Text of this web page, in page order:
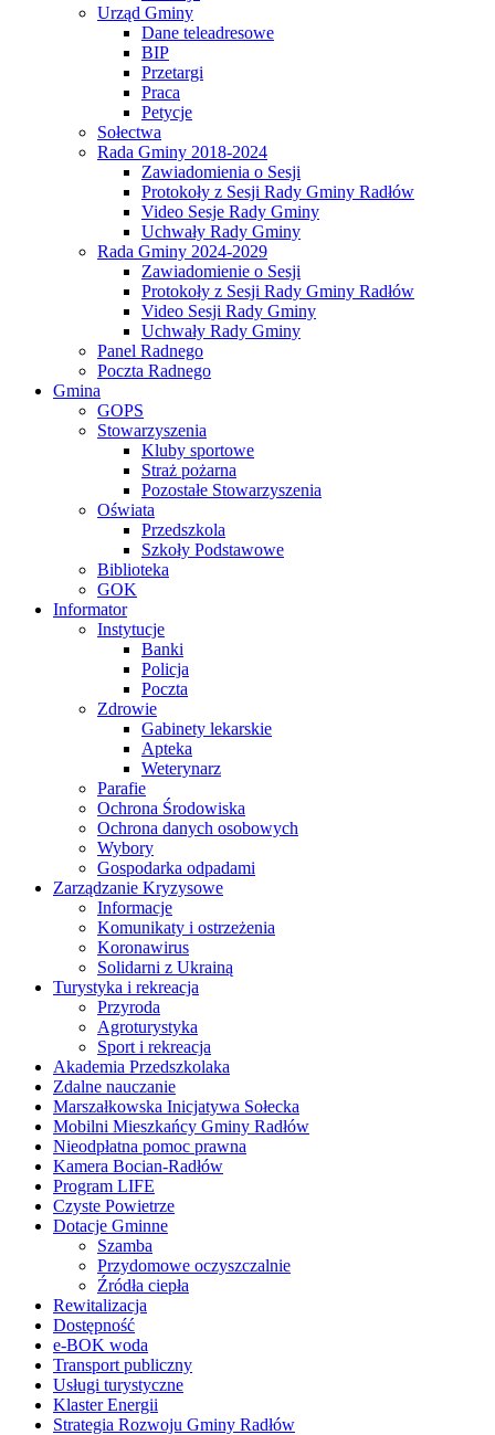
Urząd Gminy
Dane teleadresowe
BIP
Przetargi
Praca
Petycje
Sołectwa
Rada Gminy 2018-2024
Zawiadomienia o Sesji
Protokoły z Sesji Rady Gminy Radłów
Video Sesje Rady Gminy
Uchwały Rady Gminy
Rada Gminy 2024-2029
Zawiadomienie o Sesji
Protokoły z Sesji Rady Gminy Radłów
Video Sesji Rady Gminy
Uchwały Rady Gminy
Panel Radnego
Poczta Radnego
Gmina
GOPS
Stowarzyszenia
Kluby sportowe
Straż pożarna
Pozostałe Stowarzyszenia
Oświata
Przedszkola
Szkoły Podstawowe
Biblioteka
GOK
Informator
Instytucje
Banki
Policja
Poczta
Zdrowie
Gabinety lekarskie
Apteka
Weterynarz
Parafie
Ochrona Środowiska
Ochrona danych osobowych
Wybory
Gospodarka odpadami
Zarządzanie Kryzysowe
Informacje
Komunikaty i ostrzeżenia
Koronawirus
Solidarni z Ukrainą
Turystyka i rekreacja
Przyroda
Agroturystyka
Sport i rekreacja
Akademia Przedszkolaka
Zdalne nauczanie
Marszałkowska Inicjatywa Sołecka
Mobilni Mieszkańcy Gminy Radłów
Nieodpłatna pomoc prawna
Kamera Bocian-Radłów
Program LIFE
Czyste Powietrze
Dotacje Gminne
Szamba
Przydomowe oczyszczalnie
Źródła ciepła
Rewitalizacja
Dostępność
e-BOK woda
Transport publiczny
Usługi turystyczne
Klaster Energii
Strategia Rozwoju Gminy Radłów